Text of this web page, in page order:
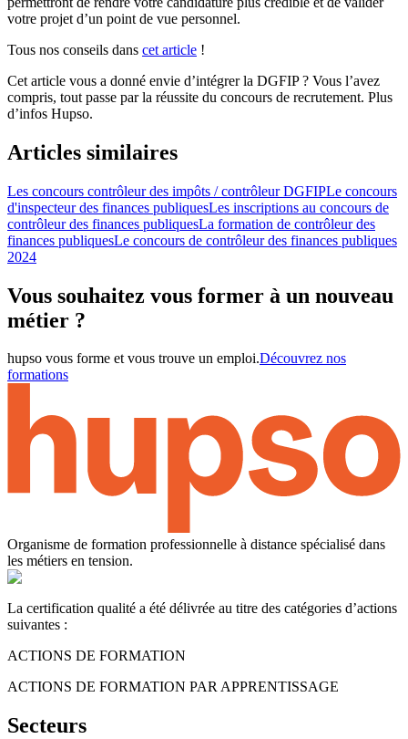
votre projet d’un point de vue personnel.
Tous nos conseils dans cet article !
Cet article vous a donné envie d’intégrer la DGFIP ? Vous l’avez
compris, tout passe par la réussite du concours de recrutement. Plus
d’infos Hupso.
Articles similaires
Les concours contrôleur des impôts / contrôleur DGFIPLe concours
d'inspecteur des finances publiquesLes inscriptions au concours de
contrôleur des finances publiquesLa formation de contrôleur des
finances publiquesLe concours de contrôleur des finances publiques
2024
Vous souhaitez vous former à un nouveau
métier ?
hupso vous forme et vous trouve un emploi.Découvrez nos
formations
Organisme de formation professionnelle à distance spécialisé dans
les métiers en tension.
La certification qualité a été délivrée au titre des catégories d’actions
suivantes :
ACTIONS DE FORMATION
ACTIONS DE FORMATION PAR APPRENTISSAGE
Secteurs